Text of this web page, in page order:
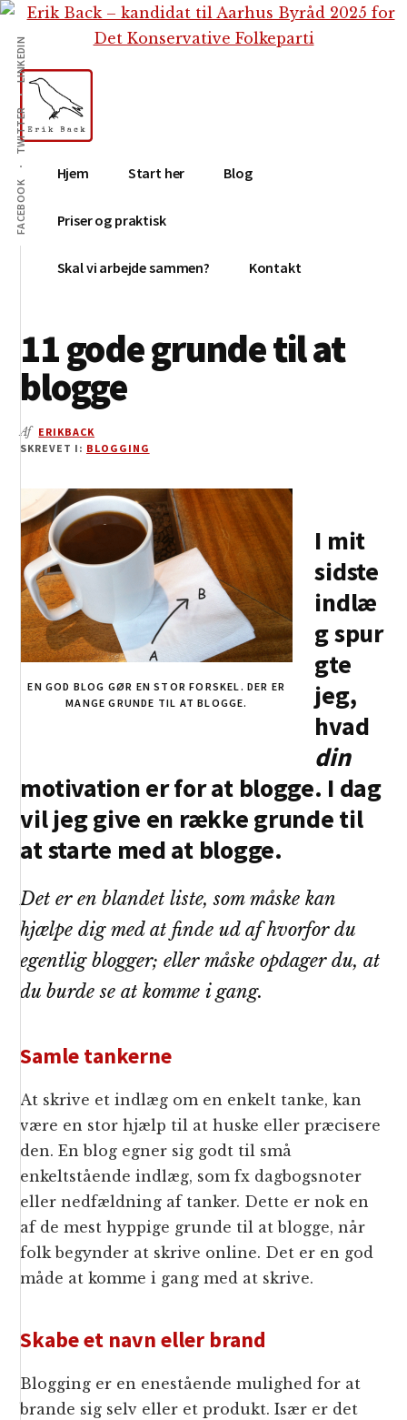
Skip
indhold
Gå
primær
sidebar
Skip
footer
Additional
menu
FACEBOOK
TWITTER
LINKEDIN
Erik
Back
Tekstforfatter,
content
creation,
blog,
medier
Hjem Start her Blog
Priser og praktisk
Skal vi arbejde sammen? Kontakt
11 gode grunde til at
blogge
Af ERIKBACK
SKREVET I: BLOGGING
EN GOD BLOG GØR EN STOR FORSKEL. DER ER
MANGE GRUNDE TIL AT BLOGGE.
I mit
sidste
indlæ
g spur
gte
jeg,
hvad
din
motivation er for at blogge. I dag
vil jeg give en række grunde til
at starte med at blogge.
Det er en blandet liste, som måske kan
hjælpe dig med at finde ud af hvorfor du
egentlig blogger; eller måske opdager du, at
du burde se at komme i gang.
Samle tankerne
At skrive et indlæg om en enkelt tanke, kan
være en stor hjælp til at huske eller præcisere
den. En blog egner sig godt til små
enkeltstående indlæg, som fx dagbogsnoter
eller nedfældning af tanker. Dette er nok en
af de mest hyppige grunde til at blogge, når
folk begynder at skrive online. Det er en god
måde at komme i gang med at skrive.
Skabe et navn eller brand
Blogging er en enestående mulighed for at
brande sig selv eller et produkt. Især er det